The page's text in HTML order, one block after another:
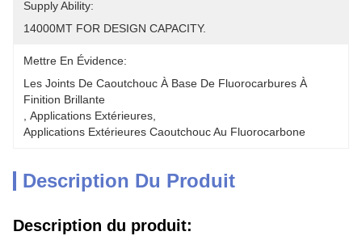
Supply Ability:
14000MT FOR DESIGN CAPACITY.
Mettre En Évidence:
Les Joints De Caoutchouc À Base De Fluorocarbures À
Finition Brillante
Applications Extérieures
Applications Extérieures Caoutchouc Au Fluorocarbone
Description Du Produit
Description du produit: